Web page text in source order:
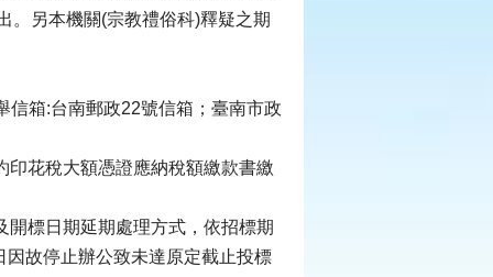
。另本機關(宗教禮俗科)釋疑之期
信箱:台南郵政22號信箱；臺南市政
印花稅大額憑證應納稅額繳款書繳
標日期延期處理方式，依招標期
故停止辦公致未達原定截止投標